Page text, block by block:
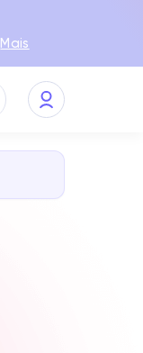
Mais
My